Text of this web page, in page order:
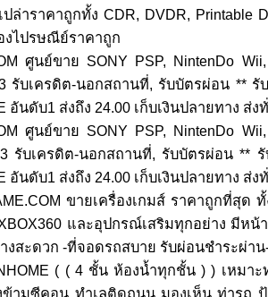
ล่าราคาถูกทั้ง CDR, DVDR, Printable
งไปรษณีย์ราคาถูก
ศูนย์ขาย SONY PSP, NintenDo
3 รับเครดิต-นอกสถานที่, รับบัตรผ่อน **
นดับ1 ส่งถึง 24.00 เก็บเงินปลายทาง ส่ง
ศูนย์ขาย SONY PSP, NintenDo
3 รับเครดิต-นอกสถานที่, รับบัตรผ่อน **
นดับ1 ส่งถึง 24.00 เก็บเงินปลายทาง ส่ง
ขายเครื่องเกมส์ ราคาถูกที่สุด
และอุปกรณ์เสริมทุกอย่าง มีหน้
งสะดวก -ที่จอดรถสบาย รับผ่อนชำระผ่า
( ( 4 ชั้น ห้องน้ำทุกชั้น ) ) เหมา
ข้ามซีคอน ทำเลติดถนน มองเห็น ท่ารถ